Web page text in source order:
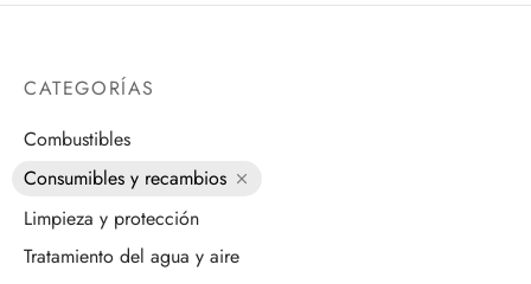
CATEGORÍAS
Combustibles
Consumibles y recambios
Limpieza y protección
Tratamiento del agua y aire